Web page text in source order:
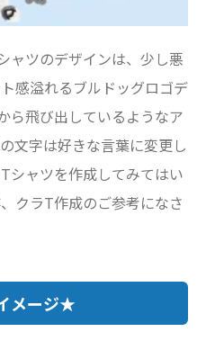
ャツのデザインは、少し悪
感溢れるブルドッグロゴデ
ら飛び出しているようなア
文字は好きな言葉に変更し
シャツを作成してみてはい
クラT作成のご参考になさ
メージ★